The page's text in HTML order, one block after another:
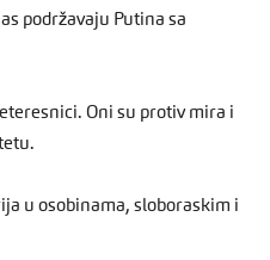
podržavaju Putina sa
Oni su protiv mira i
u osobinama, sloboraskim i